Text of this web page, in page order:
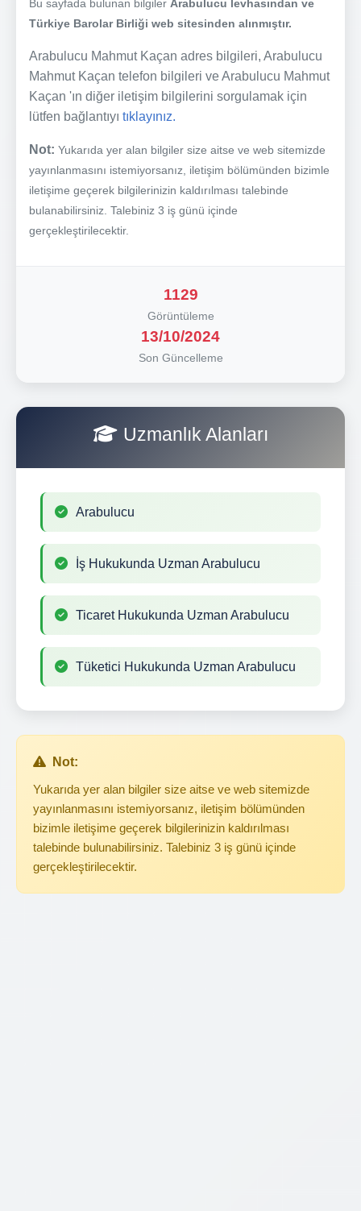
Bu sayfada bulunan bilgiler Arabulucu levhasından ve
Türkiye Barolar Birliği web sitesinden alınmıştır.
Arabulucu Mahmut Kaçan adres bilgileri, Arabulucu
Mahmut Kaçan telefon bilgileri ve Arabulucu Mahmut
Kaçan 'ın diğer iletişim bilgilerini sorgulamak için
lütfen bağlantıyı tıklayınız.
Not: Yukarıda yer alan bilgiler size aitse ve web sitemizde
yayınlanmasını istemiyorsanız, iletişim bölümünden bizimle
iletişime geçerek bilgilerinizin kaldırılması talebinde
bulanabilirsiniz. Talebiniz 3 iş günü içinde
gerçekleştirilecektir.
1129
Görüntüleme
13/10/2024
Son Güncelleme
Uzmanlık Alanları
Arabulucu
İş Hukukunda Uzman Arabulucu
Ticaret Hukukunda Uzman Arabulucu
Tüketici Hukukunda Uzman Arabulucu
Not:
Yukarıda yer alan bilgiler size aitse ve web sitemizde
yayınlanmasını istemiyorsanız, iletişim bölümünden
bizimle iletişime geçerek bilgilerinizin kaldırılması
talebinde bulunabilirsiniz. Talebiniz 3 iş günü içinde
gerçekleştirilecektir.